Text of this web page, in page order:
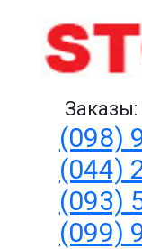
Заказы:
(098)
(044)
(093)
(099)